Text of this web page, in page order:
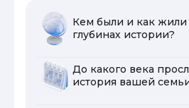
Кем были и как
глубинах истории?
До какого века
история вашей